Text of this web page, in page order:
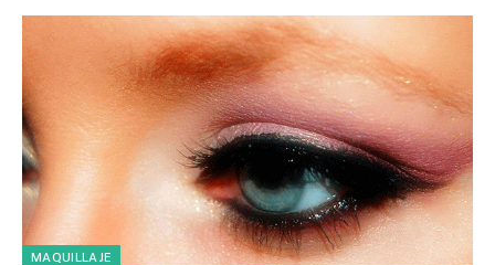
MAQUILLAJE